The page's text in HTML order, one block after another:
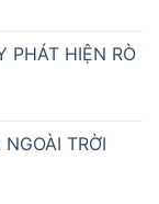
PHÁT HIỆN RÒ
TRỜI